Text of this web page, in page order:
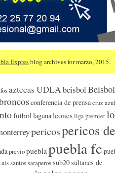
Expresblog archives for marzo, 2015.
aztecas UDLAbeisbolBeisbol
conferencia de prensacruz azul
futbollagunaleonesliga premier
pericospericos de
previopueblapuebla fc
santossaraperossub20sultanes de